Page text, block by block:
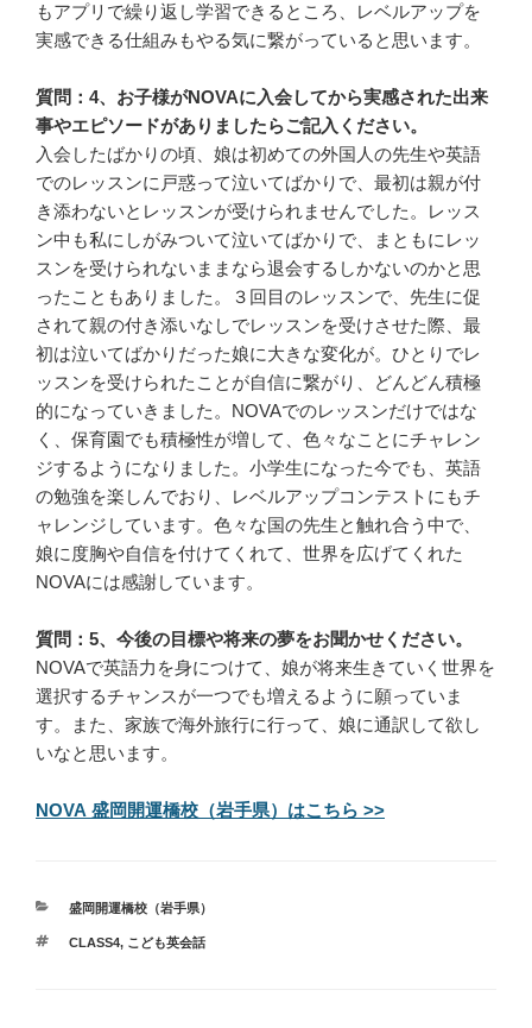
もアプリで繰り返し学習できるところ、レベルアップを
実感できる仕組みもやる気に繋がっていると思います。
質問：4、お子様がNOVAに入会してから実感された出来
事やエピソードがありましたらご記入ください。
入会したばかりの頃、娘は初めての外国人の先生や英語
でのレッスンに戸惑って泣いてばかりで、最初は親が付
き添わないとレッスンが受けられませんでした。レッス
ン中も私にしがみついて泣いてばかりで、まともにレッ
スンを受けられないままなら退会するしかないのかと思
ったこともありました。３回目のレッスンで、先生に促
されて親の付き添いなしでレッスンを受けさせた際、最
初は泣いてばかりだった娘に大きな変化が。ひとりでレ
ッスンを受けられたことが自信に繋がり、どんどん積極
的になっていきました。NOVAでのレッスンだけではな
く、保育園でも積極性が増して、色々なことにチャレン
ジするようになりました。小学生になった今でも、英語
の勉強を楽しんでおり、レベルアップコンテストにもチ
ャレンジしています。色々な国の先生と触れ合う中で、
娘に度胸や自信を付けてくれて、世界を広げてくれた
NOVAには感謝しています。
質問：5、今後の目標や将来の夢をお聞かせください。
NOVAで英語力を身につけて、娘が将来生きていく世界を
選択するチャンスが一つでも増えるように願っていま
す。また、家族で海外旅行に行って、娘に通訳して欲し
いなと思います。
NOVA 盛岡開運橋校（岩手県）はこちら >>
カ
ゴ
盛岡開運橋校（岩手県）
タ
CLASS4, こども英会話